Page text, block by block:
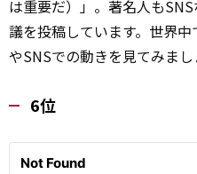
は重要だ）」。著名人も
議を投稿しています。世界
やSNSでの動きを見てみまし
6位